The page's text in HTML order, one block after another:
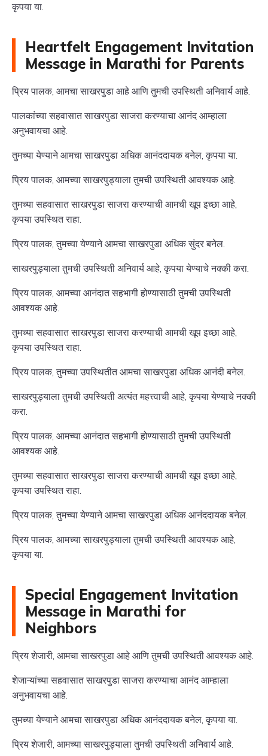
कृपया या.
Heartfelt Engagement Invitation
Message in Marathi for Parents
प्रिय पालक, आमचा साखरपुडा आहे आणि तुमची उपस्थिती अनिवार्य आहे.
पालकांच्या सहवासात साखरपुडा साजरा करण्याचा आनंद आम्हाला
अनुभवायचा आहे.
तुमच्या येण्याने आमचा साखरपुडा अधिक आनंददायक बनेल, कृपया या.
प्रिय पालक, आमच्या साखरपुड्याला तुमची उपस्थिती आवश्यक आहे.
तुमच्या सहवासात साखरपुडा साजरा करण्याची आमची खूप इच्छा आहे,
कृपया उपस्थित राहा.
प्रिय पालक, तुमच्या येण्याने आमचा साखरपुडा अधिक सुंदर बनेल.
साखरपुड्याला तुमची उपस्थिती अनिवार्य आहे, कृपया येण्याचे नक्की करा.
प्रिय पालक, आमच्या आनंदात सहभागी होण्यासाठी तुमची उपस्थिती
आवश्यक आहे.
तुमच्या सहवासात साखरपुडा साजरा करण्याची आमची खूप इच्छा आहे,
कृपया उपस्थित राहा.
प्रिय पालक, तुमच्या उपस्थितीत आमचा साखरपुडा अधिक आनंदी बनेल.
साखरपुड्याला तुमची उपस्थिती अत्यंत महत्त्वाची आहे, कृपया येण्याचे नक्की
करा.
प्रिय पालक, आमच्या आनंदात सहभागी होण्यासाठी तुमची उपस्थिती
आवश्यक आहे.
तुमच्या सहवासात साखरपुडा साजरा करण्याची आमची खूप इच्छा आहे,
कृपया उपस्थित राहा.
प्रिय पालक, तुमच्या येण्याने आमचा साखरपुडा अधिक आनंददायक बनेल.
प्रिय पालक, आमच्या साखरपुड्याला तुमची उपस्थिती आवश्यक आहे,
कृपया या.
Special Engagement Invitation
Message in Marathi for
Neighbors
प्रिय शेजारी, आमचा साखरपुडा आहे आणि तुमची उपस्थिती आवश्यक आहे.
शेजाऱ्यांच्या सहवासात साखरपुडा साजरा करण्याचा आनंद आम्हाला
अनुभवायचा आहे.
तुमच्या येण्याने आमचा साखरपुडा अधिक आनंददायक बनेल, कृपया या.
प्रिय शेजारी, आमच्या साखरपुड्याला तुमची उपस्थिती अनिवार्य आहे.